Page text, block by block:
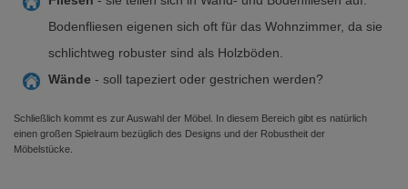
Bodenfliesen eigenen sich oft für das Wohnzimmer, da sie
schlichtweg robuster sind als Holzböden.
Wände - soll tapeziert oder gestrichen werden?
Schließlich kommt es zur Auswahl der Möbel. In diesem Bereich gibt es natürlich
einen großen Spielraum bezüglich des Designs und der Robustheit der
Möbelstücke.